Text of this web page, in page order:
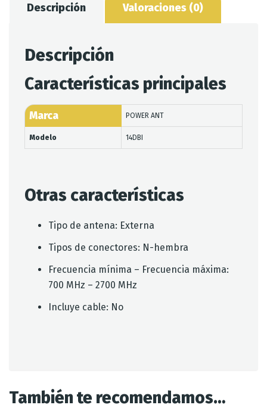
cantidad
Descripción Valoraciones (0)
Descripción
Características principales
Marca POWER ANT
Modelo 14DBI
Otras características
Tipo de antena: Externa
Tipos de conectores: N-hembra
Frecuencia mínima – Frecuencia máxima:
700 MHz – 2700 MHz
Incluye cable: No
También te recomendamos…